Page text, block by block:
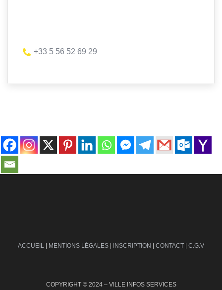
+33 5 56 52 69 29
ACCUEIL | MENTIONS LÉGALES | INSCRIPTION | CONTACT | C.G.V
COPYRIGHT © 2024 – VILLE INFOS SERVICES